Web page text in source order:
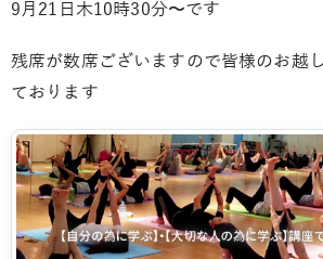
9月21日木10時30分〜です
残席が数席ございますので皆様のお越
ております